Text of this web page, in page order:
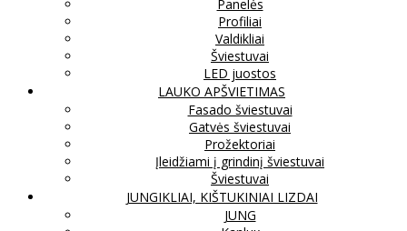
Panelės
Profiliai
Valdikliai
Šviestuvai
LED juostos
LAUKO APŠVIETIMAS
Fasado šviestuvai
Gatvės šviestuvai
Prožektoriai
Įleidžiami į grindinį šviestuvai
Šviestuvai
JUNGIKLIAI, KIŠTUKINIAI LIZDAI
JUNG